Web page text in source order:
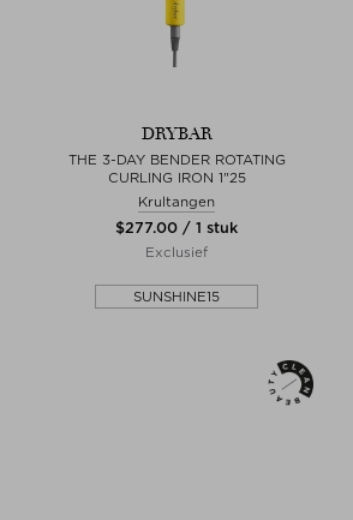
DRYBAR
THE 3-DAY BENDER ROTATING
CURLING IRON 1"25
Krultangen
$‌277.00 / 1 stuk
Exclusief
SUNSHINE15